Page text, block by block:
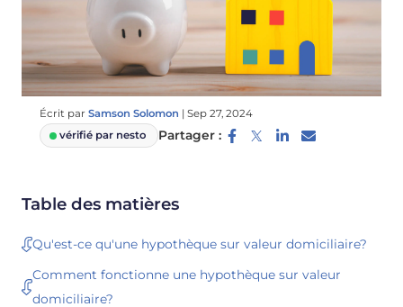
Écrit par Samson Solomon | Sep 27, 2024
vérifié par nesto
Partager :
Table des matières
Qu'est-ce qu'une hypothèque sur valeur domiciliaire?
Comment fonctionne une hypothèque sur valeur
domiciliaire?